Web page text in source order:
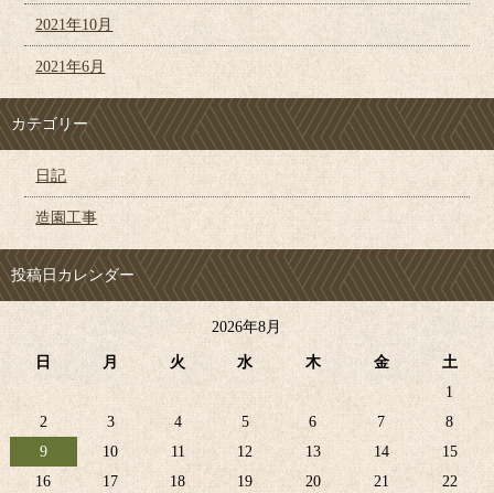
2021年10月
2021年6月
カテゴリー
日記
造園工事
投稿日カレンダー
2026年8月
日 月 火 水 木 金
土
1
2
3 4 5 6 7
8
9
10 11 12 13 14
15
16
17 18 19 20 21 22